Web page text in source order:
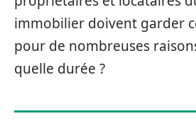
immobilier doivent garder
pour de nombreuses
quelle durée ?